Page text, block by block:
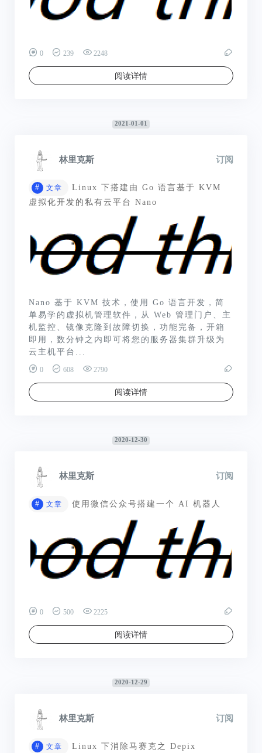
0 239 2248
阅读详情
2021-01-01
林里克斯 订阅
# 文章
Linux 下搭建由 Go 语言基于 KVM
虚拟化开发的私有云平台 Nano
Nano 基于 KVM 技术，使用 Go 语言开发，简
单易学的虚拟机管理软件，从 Web 管理门户、主
机监控、镜像克隆到故障切换，功能完备，开箱
即用，数分钟之内即可将您的服务器集群升级为
云主机平台...
0 608 2790
阅读详情
2020-12-30
林里克斯 订阅
# 文章 使用微信公众号搭建一个 AI 机器人
0 500 2225
阅读详情
2020-12-29
林里克斯 订阅
# 文章 Linux 下消除马赛克之 Depix